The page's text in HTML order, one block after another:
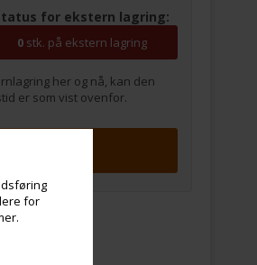
for
for ekstern lagring:
0stk. på ekstern lagring
her og nå, kan den
er som vist ovenfor.